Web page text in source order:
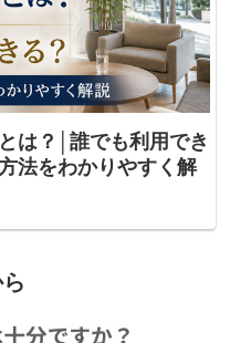
は？│誰でも利用でき
法をわかりやすく解
らから